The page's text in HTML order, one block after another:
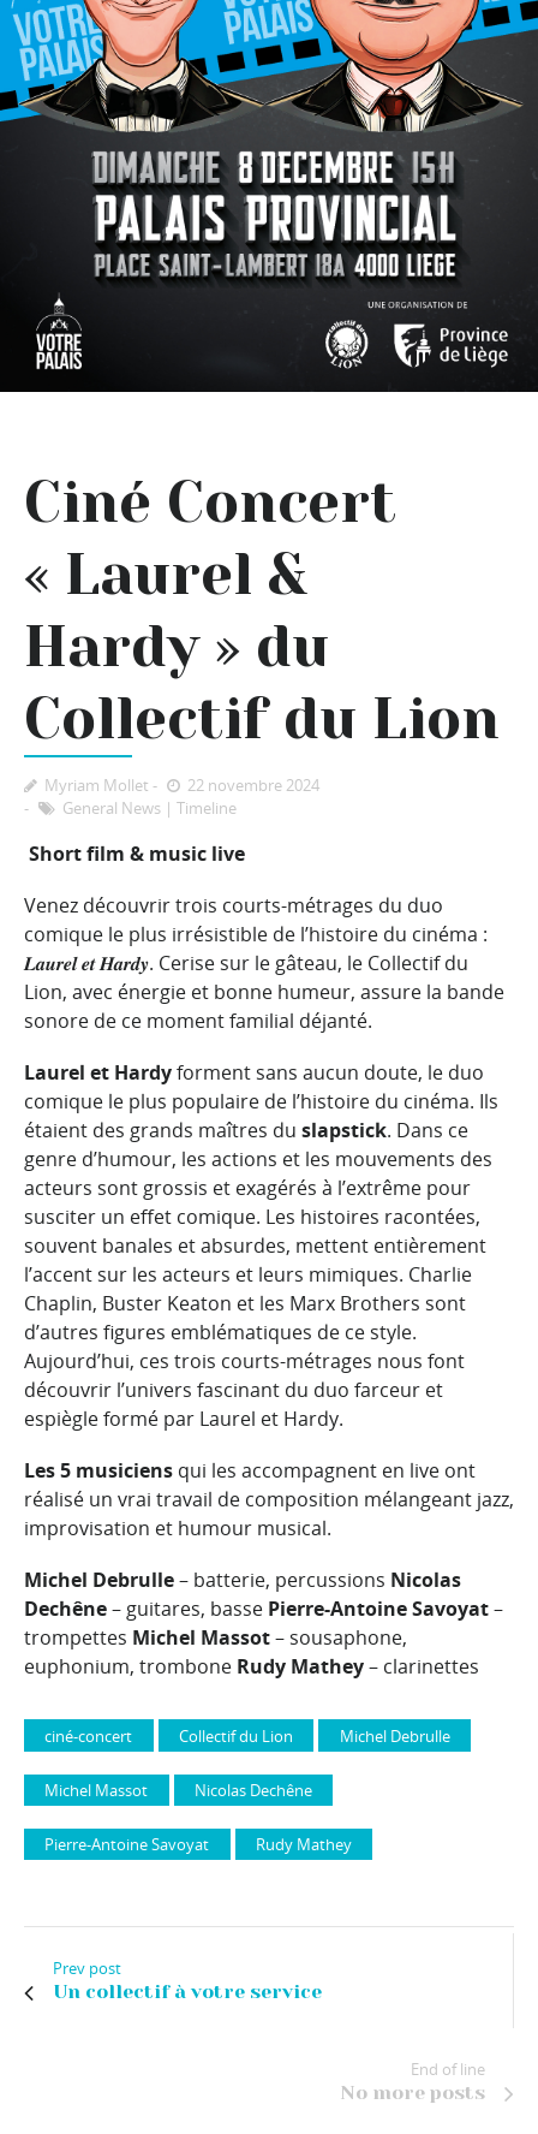
Ciné Concert
« Laurel &
Hardy » du
Collectif du Lion
Myriam Mollet
22 novembre 2024
General News | Timeline
Short film & music live
Venez découvrir trois courts-métrages du duo
comique le plus irrésistible de l’histoire du cinéma :
𝑳𝒂𝒖𝒓𝒆𝒍𝒆𝒕𝑯𝒂𝒓𝒅𝒚. Cerise sur le gâteau, le Collectif du
Lion, avec énergie et bonne humeur, assure la bande
sonore de ce moment familial déjanté.
Laurel et Hardyforment sans aucun doute, le duo
comique le plus populaire de l’histoire du cinéma. Ils
étaient des grands maîtres du slapstick. Dans ce
genre d’humour, les actions et les mouvements des
acteurs sont grossis et exagérés à l’extrême pour
susciter un effet comique. Les histoires racontées,
souvent banales et absurdes, mettent entièrement
l’accent sur les acteurs et leurs mimiques. Charlie
Chaplin, Buster Keaton et les Marx Brothers sont
d’autres figures emblématiques de ce style.
Aujourd’hui, ces trois courts-métrages nous font
découvrir l’univers fascinant du duo farceur et
espiègle formé par Laurel et Hardy.
Les 5 musiciens qui les accompagnent en live ont
réalisé un vrai travail de composition mélangeant jazz,
improvisation et humour musical.
Michel Debrulle– batterie, percussions Nicolas
Dechêne– guitares, basse Pierre-Antoine Savoyat–
trompettes Michel Massot– sousaphone,
euphonium, trombone Rudy Mathey– clarinettes
ciné-concert Collectif du Lion Michel Debrulle
Michel Massot Nicolas Dechêne
Pierre-Antoine Savoyat Rudy Mathey
Prev post
Un collectif à votre service
End of line
No more posts